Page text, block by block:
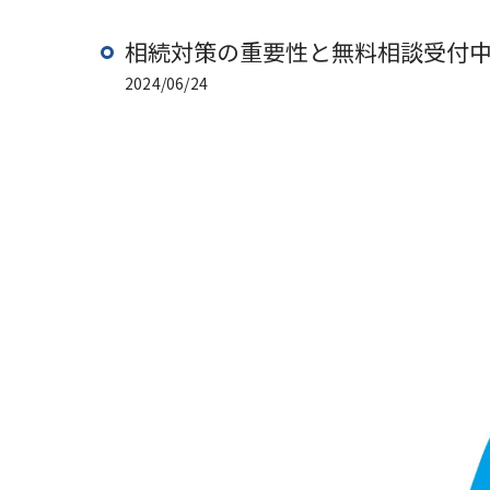
相続対策の重要性と無料相談受付
2024/06/24